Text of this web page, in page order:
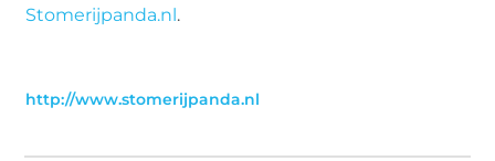
Stomerijpanda.nl.
http://www.stomerijpanda.nl